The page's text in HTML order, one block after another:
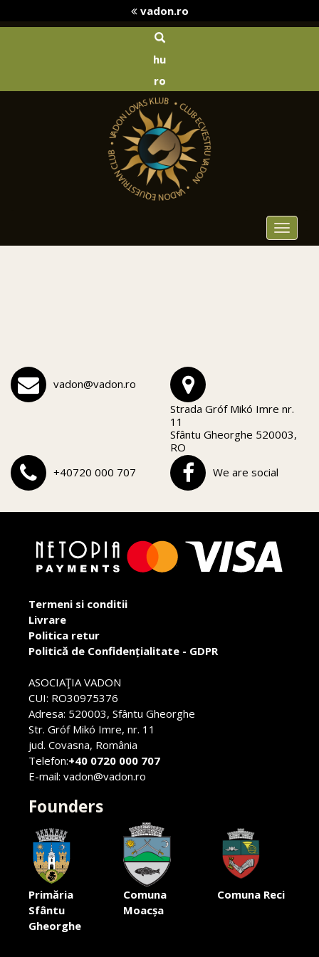
vadon.ro
hu
ro
Toggle
vadon@vadon.ro
Strada Gróf Mikó Imre nr.
11
Sfântu Gheorghe 520003,
RO
+40720 000 707
We are social
Termeni si conditii
Livrare
Politica retur
Politică de Confidențialitate - GDPR
ASOCIAŢIA VADON
CUI: RO30975376
Adresa: 520003, Sfântu Gheorghe
Str. Gróf Mikó Imre, nr. 11
jud. Covasna, România
Telefon:+40 0720 000 707
E-mail: vadon@vadon.ro
Founders
Primăria
Sfântu
Gheorghe
Comuna
Moacșa
Comuna Reci